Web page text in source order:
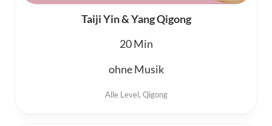
Taiji Yin & Yang Qigong
20
ohne Musik
Alle Level, Qigong